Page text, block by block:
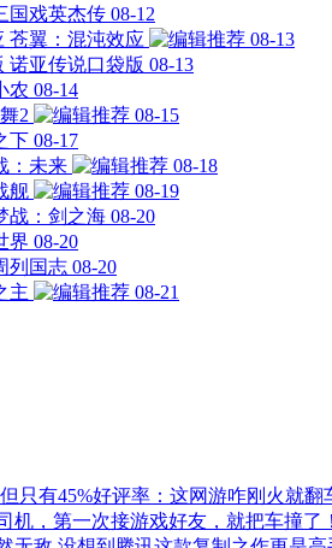
国戏英杰传 08-12
苍翼：混沌效应
08-13
诺亚传说口袋版 08-13
农 08-14
2
08-15
下 08-17
：未来
08-18
舰
08-19
战：剑之海 08-20
界 08-20
列国志 08-20
主
08-21
只有45%好评率：这网游咋刚火就翻
机，第一次接游戏好友，就把车撞了